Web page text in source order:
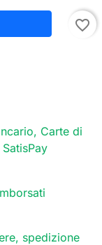
favorite_border
Carte di
spedizione